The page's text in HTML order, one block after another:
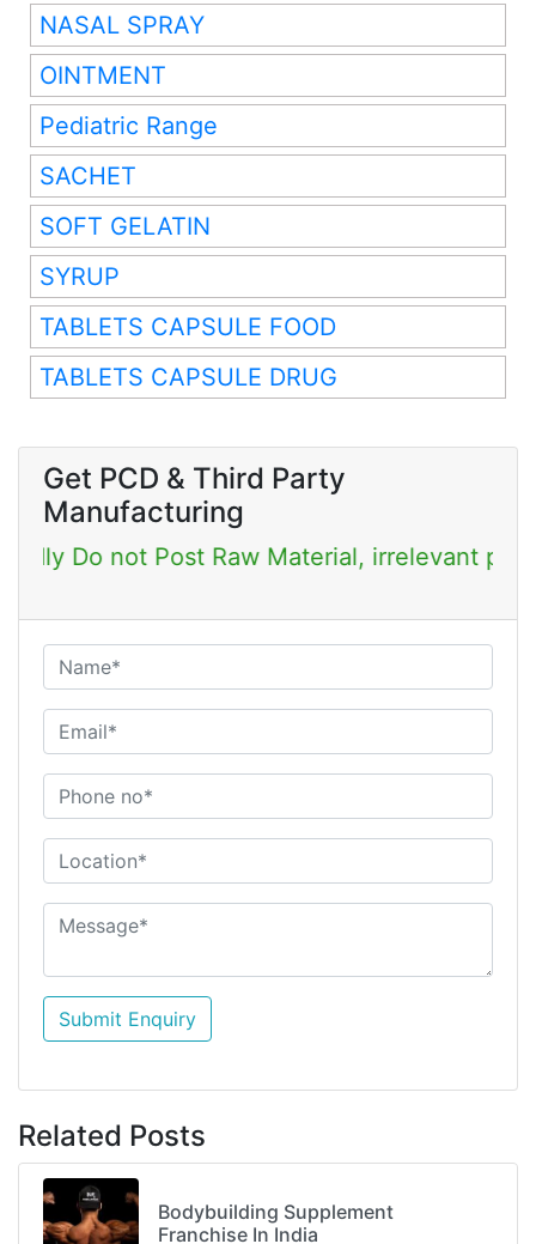
NASAL SPRAY
OINTMENT
Pediatric Range
SACHET
SOFT GELATIN
SYRUP
TABLETS CAPSULE FOOD
TABLETS CAPSULE DRUG
Get PCD & Third Party
Manufacturing
not Post Raw Material, irrelevant products
Submit Enquiry
Related Posts
Bodybuilding Supplement
Franchise In India